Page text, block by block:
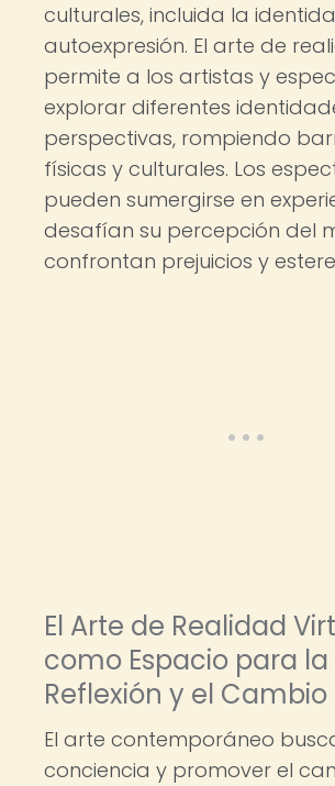
culturales, incluida la
autoexpresión. El arte de
permite a los artistas y
explorar diferentes
perspectivas, rompiendo
físicas y culturales. Los
pueden sumergirse en
desafían su percepción del
confrontan prejuicios y
El Arte de Realidad
como Espacio para la
Reflexión y el Cambio
El arte contemporáneo
conciencia y promover el